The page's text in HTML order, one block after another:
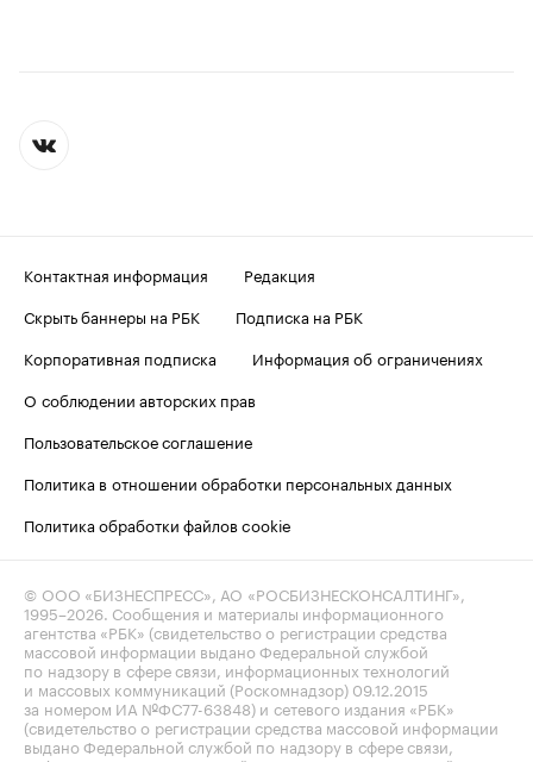
Контактная информация
Редакция
Скрыть баннеры на РБК
Подписка на РБК
Корпоративная подписка
Информация об ограничениях
О соблюдении авторских прав
Пользовательское соглашение
Политика в отношении обработки персональных данных
Политика обработки файлов cookie
© ООО «БИЗНЕСПРЕСС», АО «РОСБИЗНЕСКОНСАЛТИНГ»,
1995–2026. Сообщения и материалы информационного
агентства «РБК» (свидетельство о регистрации средства
массовой информации выдано Федеральной службой
по надзору в сфере связи, информационных технологий
и массовых коммуникаций (Роскомнадзор) 09.12.2015
за номером ИА №ФС77-63848) и сетевого издания «РБК»
(свидетельство о регистрации средства массовой информации
выдано Федеральной службой по надзору в сфере связи,